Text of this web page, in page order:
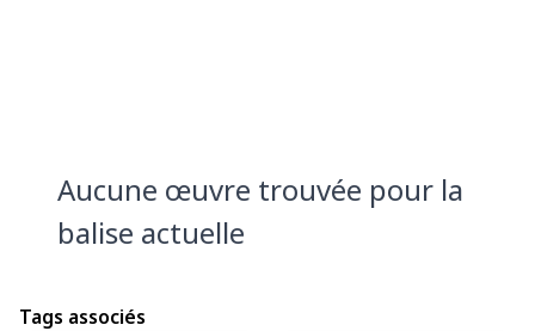
Aucune œuvre trouvée pour la
balise actuelle
Tags associés